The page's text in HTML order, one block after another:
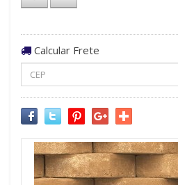
Calcular Frete